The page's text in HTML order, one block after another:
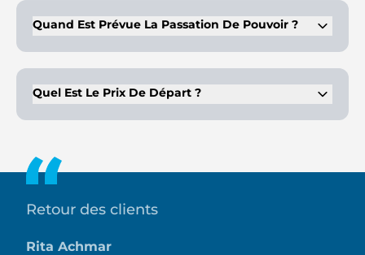
penthouses aux agencements et configurations variés.
Quand Est Prévue La Passation De Pouvoir ?
comme indiqué dans le calendrier de développement actuel.
Quel Est Le Prix De Départ ?
Retour des clients
Rita Achmar